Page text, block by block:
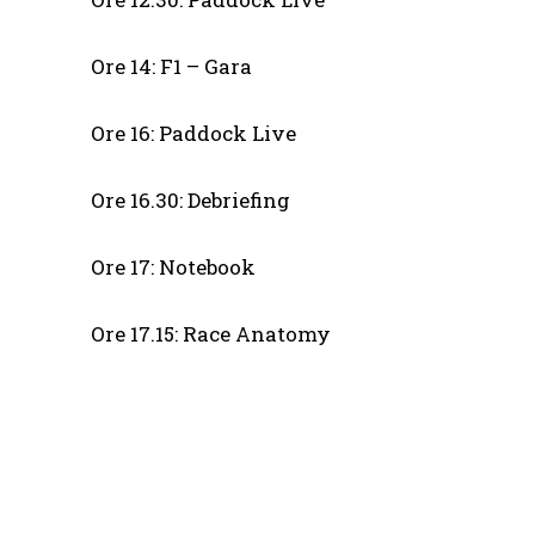
Ore 14: F1 – Gara
Ore 16: Paddock Live
Ore 16.30: Debriefing
Ore 17: Notebook
Ore 17.15: Race Anatomy